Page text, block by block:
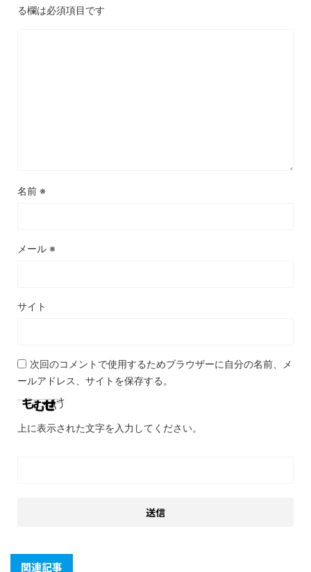
る欄は必須項目です
名前 ※
メール ※
サイト
次回のコメントで使用するためブラウザーに自分の名前、メ
ールアドレス、サイトを保存する。
上に表示された文字を入力してください。
関連記事